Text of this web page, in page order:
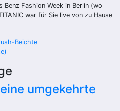
Fashion Week in Berlin (wo
war für Sie live von zu Hause
Beichte
umgekehrte